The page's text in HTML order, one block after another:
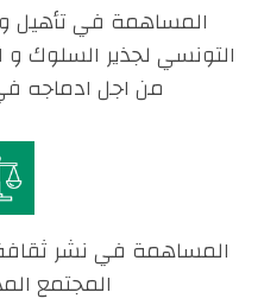
المساهمة في تأهيل و
التونسي لجذير السلوك و
من اجل ادماجه في
المساهمة في نشر
المجتمع